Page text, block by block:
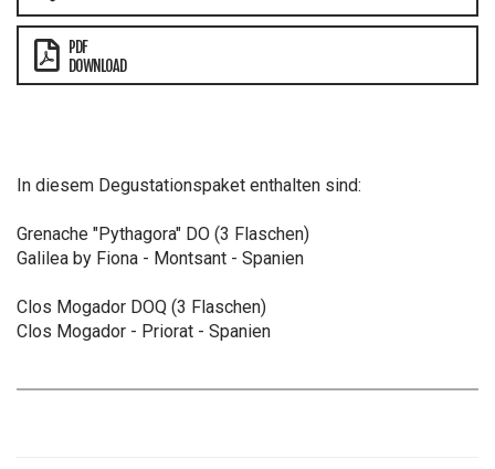
PDF
DOWNLOAD
In diesem Degustationspaket enthalten sind:
Grenache "Pythagora" DO (3 Flaschen)
Galilea by Fiona - Montsant - Spanien
Clos Mogador DOQ (3 Flaschen)
Clos Mogador - Priorat - Spanien